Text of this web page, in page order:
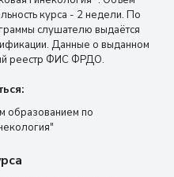
курса - 2 недели. По
слушателю выдаётся
Данные о выданном
реестр ФИС ФРДО.
образованием по